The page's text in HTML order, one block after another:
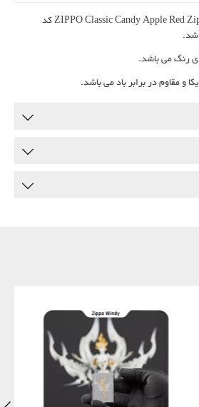
فندک زیپو اصل ZIPPO Classic Candy Apple Red Zippo Logo کد